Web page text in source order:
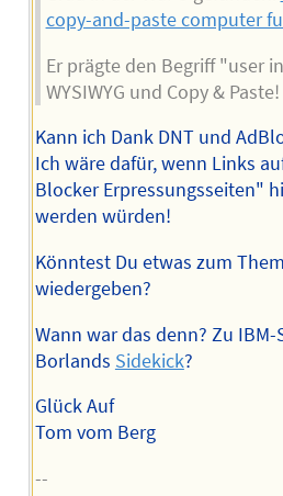
copy-and-paste computer
Er prägte den Begriff "user
WYSIWYG und Copy & Paste!
Kann ich Dank DNT und
Ich wäre dafür, wenn Links
Blocker Erpressungsseiten"
werden würden!
Könntest Du etwas zum
wiedergeben?
Wann war das denn? Zu
Borlands Sidekick?
Glück Auf
Tom vom Berg
--